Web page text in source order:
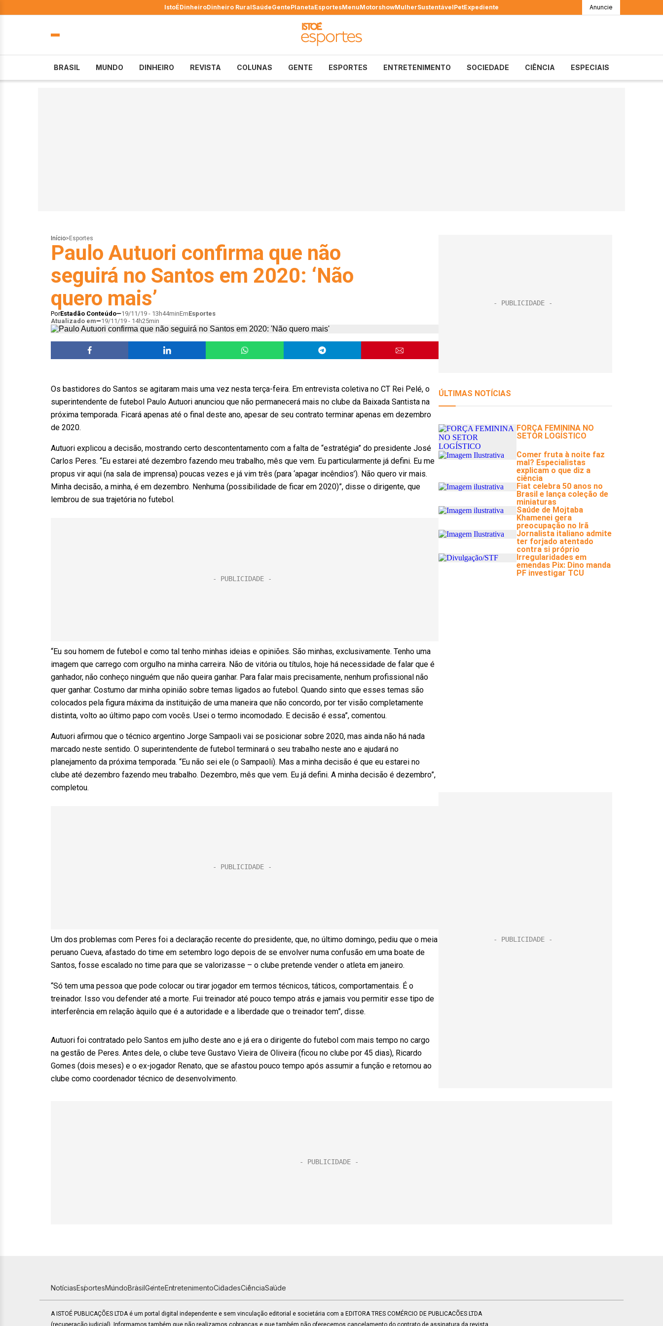
IstoÉDinheiroDinheiro RuralSaúdeGentePlanetaEsportesMenuMotorshowMulherSustentávelPetExpediente Anuncie
BRASIL MUNDO DINHEIRO REVISTA COLUNAS GENTE ESPORTES ENTRETENIMENTO SOCIEDADE CIÊNCIA ESPECIAIS
Início> Esportes
Paulo Autuori confirma que não
seguirá no Santos em 2020: ‘Não
quero mais’
PorEstadão Conteúdo 19/11/19 - 13h44minEmEsportes
Atualizado em
19/11/19 - 14h25min
Os bastidores do Santos se agitaram mais uma vez nesta terça-feira. Em entrevista coletiva no CT Rei Pelé, o
superintendente de futebol Paulo Autuori anunciou que não permanecerá mais no clube da Baixada Santista na
próxima temporada. Ficará apenas até o final deste ano, apesar de seu contrato terminar apenas em dezembro
de 2020.
Autuori explicou a decisão, mostrando certo descontentamento com a falta de “estratégia” do presidente José
Carlos Peres. “Eu estarei até dezembro fazendo meu trabalho, mês que vem. Eu particularmente já defini. Eu me
propus vir aqui (na sala de imprensa) poucas vezes e já vim três (para ‘apagar incêndios’). Não quero vir mais.
Minha decisão, a minha, é em dezembro. Nenhuma (possibilidade de ficar em 2020)”, disse o dirigente, que
lembrou de sua trajetória no futebol.
“Eu sou homem de futebol e como tal tenho minhas ideias e opiniões. São minhas, exclusivamente. Tenho uma
imagem que carrego com orgulho na minha carreira. Não de vitória ou títulos, hoje há necessidade de falar que é
ganhador, não conheço ninguém que não queira ganhar. Para falar mais precisamente, nenhum profissional não
quer ganhar. Costumo dar minha opinião sobre temas ligados ao futebol. Quando sinto que esses temas são
colocados pela figura máxima da instituição de uma maneira que não concordo, por ter visão completamente
distinta, volto ao último papo com vocês. Usei o termo incomodado. E decisão é essa”, comentou.
Autuori afirmou que o técnico argentino Jorge Sampaoli vai se posicionar sobre 2020, mas ainda não há nada
marcado neste sentido. O superintendente de futebol terminará o seu trabalho neste ano e ajudará no
planejamento da próxima temporada. “Eu não sei ele (o Sampaoli). Mas a minha decisão é que eu estarei no
clube até dezembro fazendo meu trabalho. Dezembro, mês que vem. Eu já defini. A minha decisão é dezembro”,
completou.
Um dos problemas com Peres foi a declaração recente do presidente, que, no último domingo, pediu que o meia
peruano Cueva, afastado do time em setembro logo depois de se envolver numa confusão em uma boate de
Santos, fosse escalado no time para que se valorizasse – o clube pretende vender o atleta em janeiro.
“Só tem uma pessoa que pode colocar ou tirar jogador em termos técnicos, táticos, comportamentais. É o
treinador. Isso vou defender até a morte. Fui treinador até pouco tempo atrás e jamais vou permitir esse tipo de
interferência em relação àquilo que é a autoridade e a liberdade que o treinador tem”, disse.
Autuori foi contratado pelo Santos em julho deste ano e já era o dirigente do futebol com mais tempo no cargo
na gestão de Peres. Antes dele, o clube teve Gustavo Vieira de Oliveira (ficou no clube por 45 dias), Ricardo
Gomes (dois meses) e o ex-jogador Renato, que se afastou pouco tempo após assumir a função e retornou ao
clube como coordenador técnico de desenvolvimento.
NotíciasEsportesMundoBrasilGenteEntretenimentoCidadesCiênciaSaúde
A ISTOÉ PUBLICAÇÕES LTDA é um portal digital independente e sem vinculação editorial e societária com a EDITORA TRES COMÉRCIO DE PUBLICACÕES LTDA
(recuperação judicial). Informamos também que não realizamos cobranças e que também não oferecemos cancelamento do contrato de assinatura da revista